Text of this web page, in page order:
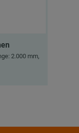
2.000 mm,